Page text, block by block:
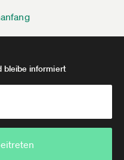
bleibe informiert